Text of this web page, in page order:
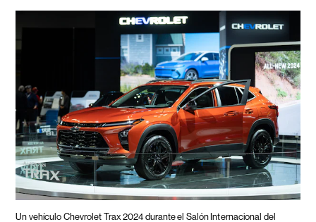
Un vehículo Chevrolet Trax 2024 durante el Salón Internacional del